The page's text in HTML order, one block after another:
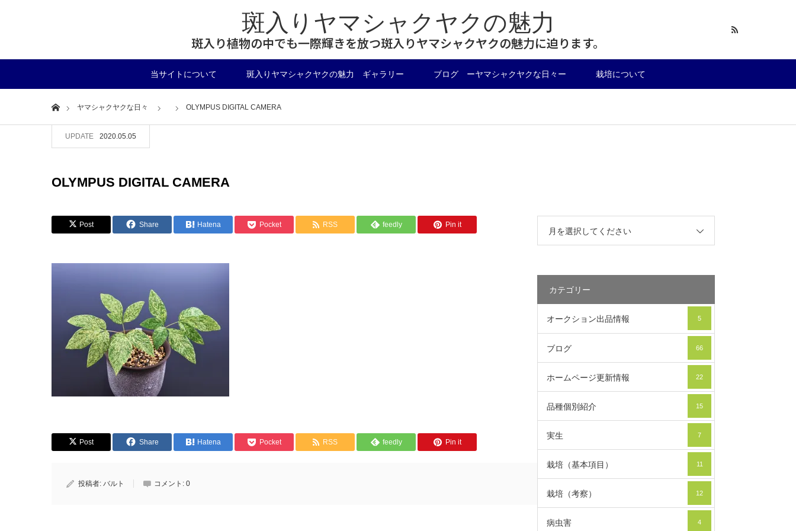
斑入りヤマシャクヤクの魅力
斑入り植物の中でも一際輝きを放つ斑入りヤマシャクヤクの魅力に迫ります。
当サイトについて 斑入りヤマシャクヤクの魅力 ギャラリー ブログ ーヤマシャクヤクな日々ー 栽培について
Homeヤマシャクヤクな日々 OLYMPUS DIGITAL CAMERA
UPDATE 2020.05.05
OLYMPUS DIGITAL CAMERA
Post Share Hatena Pocket RSS feedly Pin it
Post Share Hatena Pocket RSS feedly Pin it
投稿者: バルト コメント: 0
月を選択してください
カテゴリー
オークション出品情報 5
ブログ 66
ホームページ更新情報 22
品種個別紹介 15
実生 7
栽培（基本項目） 11
栽培（考察） 12
病虫害 4